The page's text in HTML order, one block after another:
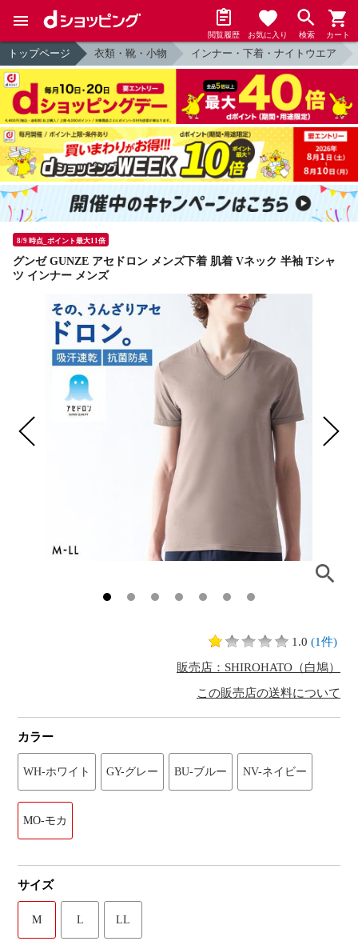
閲覧履歴 お気に入り 検索 カート
トップページ 衣類・靴・小物 インナー・下着・ナイトウエア
8/9 時点_ポイント最大11倍
グンゼ GUNZE アセドロン メンズ下着 肌着 Vネック 半袖 Tシャ
ツ インナー メンズ
1.0 (1件)
販売店：SHIROHATO（白鳩）
この販売店の送料について
カラー
WH-ホワイト GY-グレー BU-ブルー NV-ネイビー
MO-モカ
サイズ
M L LL